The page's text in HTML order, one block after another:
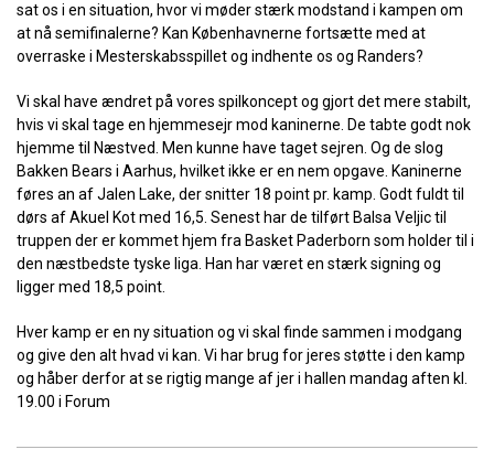
sat os i en situation, hvor vi møder stærk modstand i kampen om
at nå semifinalerne? Kan Københavnerne fortsætte med at
overraske i Mesterskabsspillet og indhente os og Randers?
Vi skal have ændret på vores spilkoncept og gjort det mere stabilt,
hvis vi skal tage en hjemmesejr mod kaninerne. De tabte godt nok
hjemme til Næstved. Men kunne have taget sejren. Og de slog
Bakken Bears i Aarhus, hvilket ikke er en nem opgave. Kaninerne
føres an af Jalen Lake, der snitter 18 point pr. kamp. Godt fuldt til
dørs af Akuel Kot med 16,5. Senest har de tilført Balsa Veljic til
truppen der er kommet hjem fra Basket Paderborn som holder til i
den næstbedste tyske liga. Han har været en stærk signing og
ligger med 18,5 point.
Hver kamp er en ny situation og vi skal finde sammen i modgang
og give den alt hvad vi kan. Vi har brug for jeres støtte i den kamp
og håber derfor at se rigtig mange af jer i hallen mandag aften kl.
19.00 i Forum